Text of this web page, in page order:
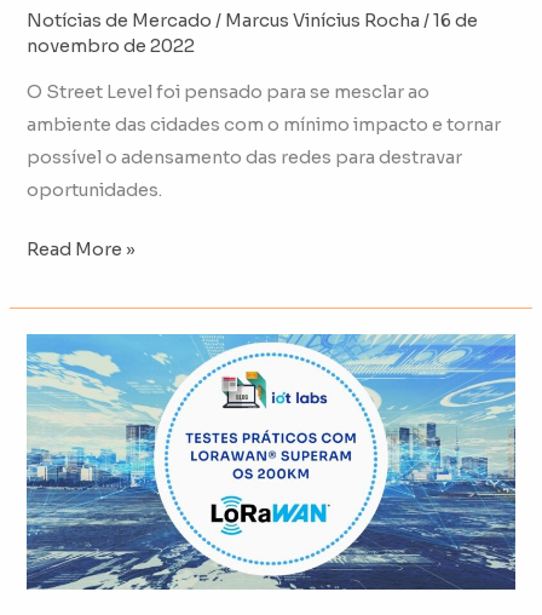
Notícias de Mercado / Marcus Vinícius Rocha /16 de
novembro de 2022
O Street Level foi pensado para se mesclar ao
ambiente das cidades com o mínimo impacto e tornar
possível o adensamento das redes para destravar
oportunidades.
Read More »
Testes
práticos
com
LoRaWAN®
superam
os
200km